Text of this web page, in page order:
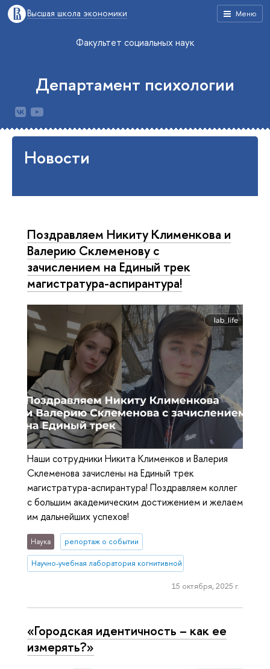
Меню
Высшая школа экономики
Факультет социальных наук
Департамент психологии
Новости
Поздравляем Никиту Клименкова и
Валерию Склеменову с
зачислением на Единый трек
магистратура-аспирантура!
Наши сотрудники Никита Клименков и Валерия
Склеменова зачислены на Единый трек
магистратура-аспирантура! Поздравляем коллег
с большим академическим достижением и желаем
им дальнейших успехов!
Наука репортаж о событии
Научно-учебная лаборатория когнитивной психологии
15 октября, 2025 г.
«Городская идентичность – как ее
измерять?»